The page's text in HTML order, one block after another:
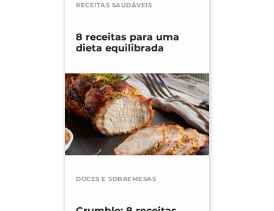
RECEITAS SAUDÁVEIS
8 receitas para uma
dieta equilibrada
DOCES E SOBREMESAS